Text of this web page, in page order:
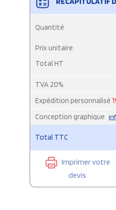
Quantité
Prix unitaire
Total HT
TVA 20%
Expédition personnalisé
Conception graphique
Total TTC
Imprimer votre
devis